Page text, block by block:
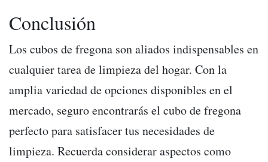
Conclusión
Los cubos de fregona son aliados indispensables en
cualquier tarea de limpieza del hogar. Con la
amplia variedad de opciones disponibles en el
mercado, seguro encontrarás el cubo de fregona
perfecto para satisfacer tus necesidades de
limpieza. Recuerda considerar aspectos como